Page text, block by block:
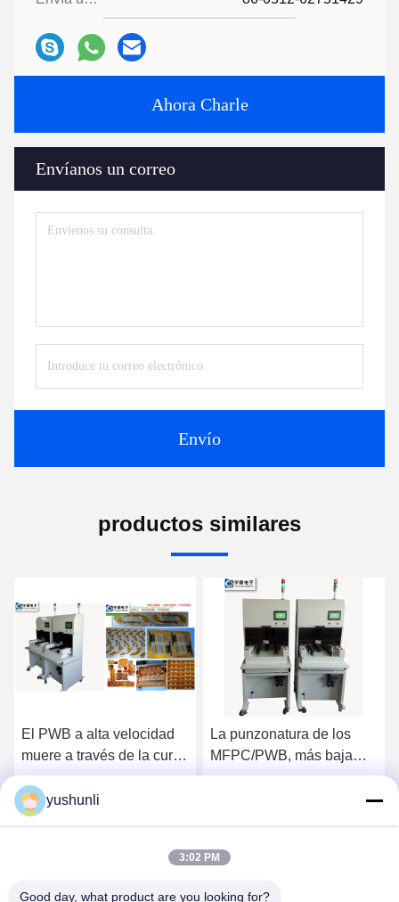
Ahora Charle
Envíanos un correo
Envío
productos similares
La punzonatura de los
MFPC/PWB, más baja
móvil del separador
automático del PWB
muere
Máquina de alimentación
del separador de
automóviles para el borde
yushunli
3:02 PM
Good day, what product are you looking for?